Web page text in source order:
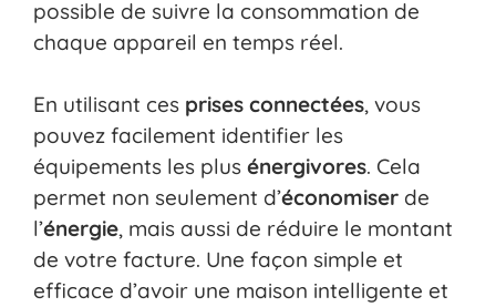
possible de suivre la consommation de
chaque appareil en temps réel.
En utilisant ces prises connectées, vous
pouvez facilement identifier les
équipements les plus énergivores. Cela
permet non seulement d’économiser de
l’énergie, mais aussi de réduire le montant
de votre facture. Une façon simple et
efficace d’avoir une maison intelligente et